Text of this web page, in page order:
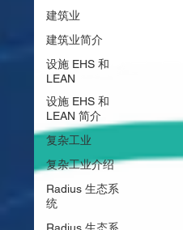
建筑业
建筑业简介
设施 EHS 和
LEAN
设施 EHS 和
LEAN 简介
复杂工业
复杂工业介绍
Radius 生态系
统
Radius 生态系